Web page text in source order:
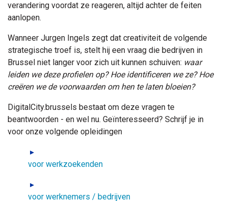
verandering voordat ze reageren, altijd achter de feiten
aanlopen.
Wanneer Jurgen Ingels zegt dat creativiteit de volgende
strategische troef is, stelt hij een vraag die bedrijven in
Brussel niet langer voor zich uit kunnen schuiven: waar
leiden we deze profielen op? Hoe identificeren we ze? Hoe
creëren we de voorwaarden om hen te laten bloeien?
DigitalCity.brussels bestaat om deze vragen te
beantwoorden - en wel nu. Geïnteresseerd? Schrijf je in
voor onze volgende opleidingen
voor werkzoekenden
voor werknemers / bedrijven